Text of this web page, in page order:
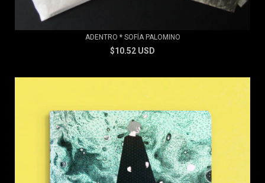
ADENTRO * SOFÍA PALOMINO
$10.52 USD